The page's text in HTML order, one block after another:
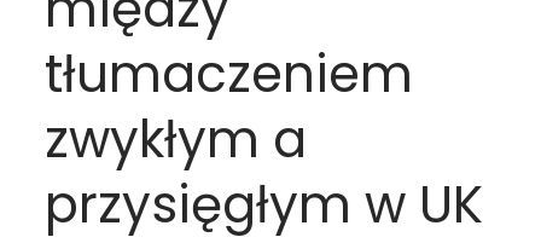
tłumaczeniem
zwykłym a
przysięgłym w UK